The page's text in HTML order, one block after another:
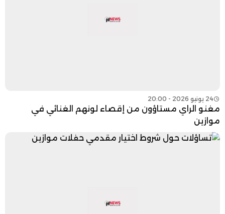
24 يونيو 2026 - 20:00
مغنو الراي مستاؤون من إقصاء لونهم الغنائي في
موازين